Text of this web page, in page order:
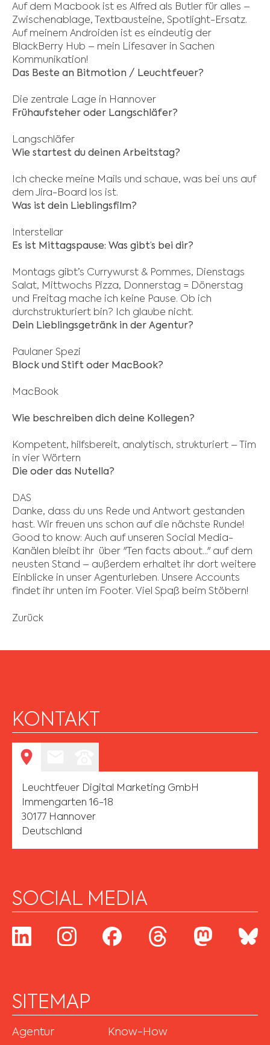
Auf dem Macbook ist es Alfred als Butler für alles –
Zwischenablage, Textbausteine, Spotlight-Ersatz.
Auf meinem Androiden ist es eindeutig der
BlackBerry Hub – mein Lifesaver in Sachen
Kommunikation!
Das Beste an Bitmotion / Leuchtfeuer?
Die zentrale Lage in Hannover
Frühaufsteher oder Langschläfer?
Langschläfer
Wie startest du deinen Arbeitstag?
Ich checke meine Mails und schaue, was bei uns auf
dem Jira-Board los ist.
Was ist dein Lieblingsfilm?
Interstellar
Es ist Mittagspause: Was gibt’s bei dir?
Montags gibt’s Currywurst & Pommes, Dienstags
Salat, Mittwochs Pizza, Donnerstag = Dönerstag
und Freitag mache ich keine Pause. Ob ich
durchstrukturiert bin? Ich glaube nicht.
Dein Lieblingsgetränk in der Agentur?
Paulaner Spezi
Block und Stift oder MacBook?
MacBook
Wie beschreiben dich deine Kollegen?
Kompetent, hilfsbereit, analytisch, strukturiert – Tim
in vier Wörtern
Die oder das Nutella?
DAS
Danke, dass du uns Rede und Antwort gestanden
hast. Wir freuen uns schon auf die nächste Runde!
Good to know: Auch auf unseren Social Media-
Kanälen bleibt ihr über "Ten facts about..." auf dem
neusten Stand – außerdem erhaltet ihr dort weitere
Einblicke in unser Agenturleben. Unsere Accounts
findet ihr unten im Footer. Viel Spaß beim Stöbern!
Zurück
KONTAKT
Leuchtfeuer Digital Marketing GmbH
Immengarten 16-18
30177 Hannover
Deutschland
SOCIAL MEDIA
SITEMAP
Agentur
Know-How